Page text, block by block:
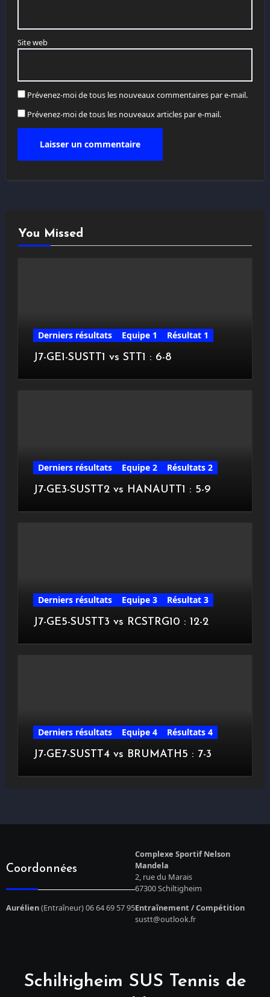
Site web
Prévenez-moi de tous les nouveaux commentaires par e-mail.
Prévenez-moi de tous les nouveaux articles par e-mail.
You Missed
Derniers résultats Equipe 1
Résultat 1
J7-GE1-SUSTT1 vs STT1 : 6-8
Derniers résultats Equipe 2
Résultats 2
J7-GE3-SUSTT2 vs HANAUTT1 : 5-9
Derniers résultats Equipe 3
Résultat 3
J7-GE5-SUSTT3 vs RCSTRG10 : 12-2
Derniers résultats Equipe 4
Résultats 4
J7-GE7-SUSTT4 vs BRUMATH5 : 7-3
Coordonnées
Complexe Sportif Nelson
Mandela
2, rue du Marais
67300 Schiltigheim
Aurélien(Entraîneur) 06 64 69 57 95Entraînement / Compétition
sustt@outlook.fr
Schiltigheim SUS Tennis de